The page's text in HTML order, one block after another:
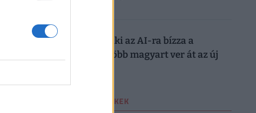
2026. augusztus 7.
Nagyon ráfázhat, aki az AI-ra bízza a
nyaralását: egyre több magyart ver át az új
LEGOLVASOTTABB CIKKEK